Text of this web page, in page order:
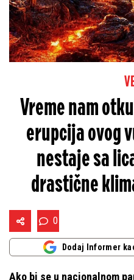
Vreme nam
erupcija ovog
nestaje sa
drastične
0
Dodaj Informer
Ako bi se u nacionalnom